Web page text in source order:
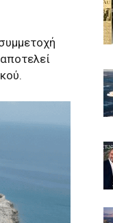
αποτελεί